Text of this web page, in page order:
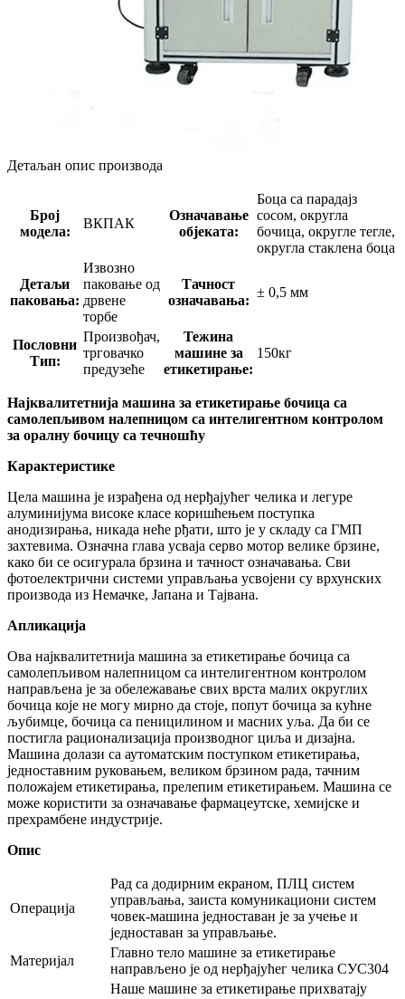
Детаљан опис производа
Број
модела:
ВКПАК
Означавање
објеката:
Боца са парадајз
сосом, округла
бочица, округле тегле,
округла стаклена боца
Детаљи
паковања:
Извозно
паковање од
дрвене
торбе
Тачност
означавања:
± 0,5 мм
Пословни
Тип:
Произвођач,
трговачко
предузеће
Тежина
машине за
етикетирање:
150кг
Најквалитетнија машина за етикетирање бочица са
самолепљивом налепницом са интелигентном контролом
за оралну бочицу са течношћу
Карактеристике
Цела машина је израђена од нерђајућег челика и легуре
алуминијума високе класе коришћењем поступка
анодизирања, никада неће рђати, што је у складу са ГМП
захтевима. Означна глава усваја серво мотор велике брзине,
како би се осигурала брзина и тачност означавања. Сви
фотоелектрични системи управљања усвојени су врхунских
производа из Немачке, Јапана и Тајвана.
Апликација
Ова најквалитетнија машина за етикетирање бочица са
самолепљивом налепницом са интелигентном контролом
направљена је за обележавање свих врста малих округлих
бочица које не могу мирно да стоје, попут бочица за кућне
љубимце, бочица са пеницилином и масних уља. Да би се
постигла рационализација производног циља и дизајна.
Машина долази са аутоматским поступком етикетирања,
једноставним руковањем, великом брзином рада, тачним
положајем етикетирања, прелепим етикетирањем. Машина се
може користити за означавање фармацеутске, хемијске и
прехрамбене индустрије.
Опис
Операција
Рад са додирним екраном, ПЛЦ систем
управљања, заиста комуникациони систем
човек-машина једноставан је за учење и
једноставан за управљање.
Материјал
Главно тело машине за етикетирање
направљено је од нерђајућег челика СУС304
Наше машине за етикетирање прихватају